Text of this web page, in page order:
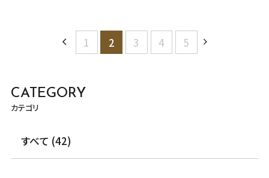
1 2 3 4 5
CATEGORY
カテゴリ
すべて (42)